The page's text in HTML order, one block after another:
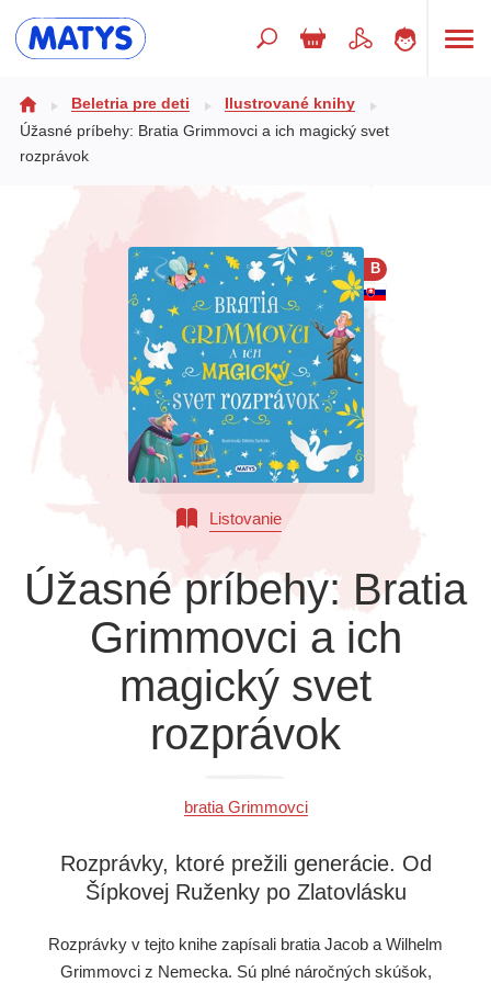
Doplnkový sortiment
Populárno - náučné pre deti
Výchova a pedagogika
Všetky kategórie
Beletria pre deti
Ilustrované knihy
Úžasné príbehy: Bratia Grimmovci a ich magický svet
rozprávok
B
Listovanie
Úžasné príbehy: Bratia
Grimmovci a ich
magický svet
rozprávok
bratia Grimmovci
Rozprávky, ktoré prežili generácie. Od
Šípkovej Ruženky po Zlatovlásku
Rozprávky v tejto knihe zapísali bratia Jacob a Wilhelm
Grimmovci z Nemecka. Sú plné náročných skúšok,